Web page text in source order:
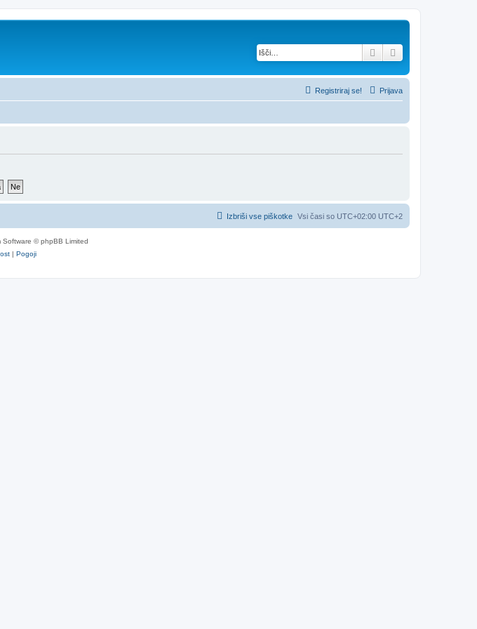
Iskanje
Prijava
Registriraj se!
Vsi časi so UTC+02:00 UTC+2
Izbriši vse piškotke
Software © phpBB Limited
| Pogoji